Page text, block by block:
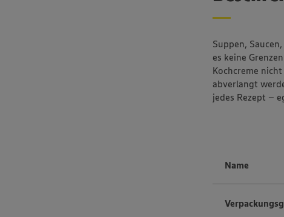
Suppen,
es keine
Kochcreme
abverlangt
jedes Rezept –
Name